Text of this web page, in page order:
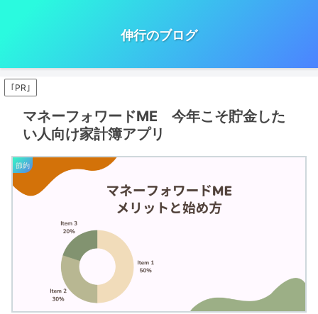
伸行のブログ
｢PR｣
マネーフォワードME 今年こそ貯金した
い人向け家計簿アプリ
節約